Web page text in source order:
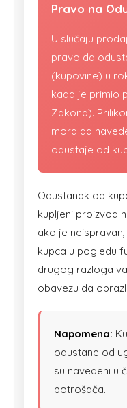
Pravo na
U slučaju
pravo da
(kupovine) u
kada je primio
Zakona).
mora da
odustaje od
Odustanak od
kupljeni proizvod
ako je
kupca u pogledu
drugog razloga
obavezu da
Napomena:
odustane od
su navedeni u
potrošača.